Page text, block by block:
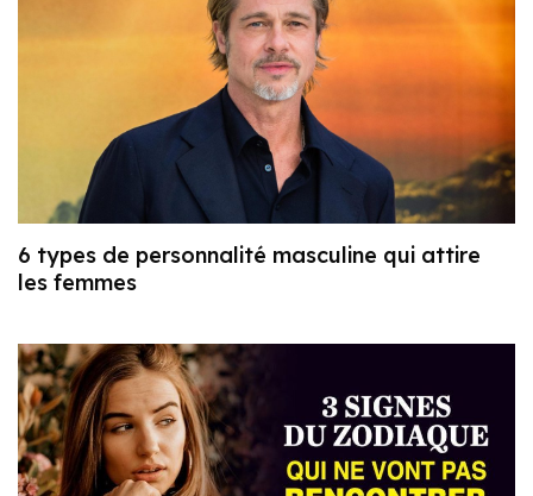
6 types de personnalité masculine qui attire
les femmes